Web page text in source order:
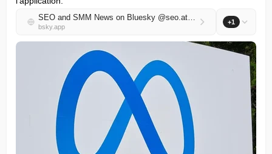
SEO and SMM News on Bluesky @seo.at.thenote.app
bsky.app
+1